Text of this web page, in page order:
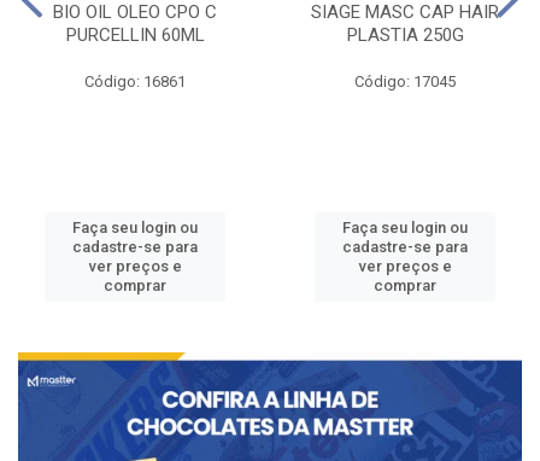
BIO OIL OLEO CPO C
PURCELLIN 60ML
Código: 16861
Faça seu login ou
cadastre-se para
ver preços e
comprar
SIAGE MASC CAP HAIR
PLASTIA 250G
Código: 17045
Faça seu login ou
cadastre-se para
ver preços e
comprar